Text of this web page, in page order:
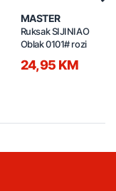
MASTER
Ruksak SIJINIAO
Oblak 0101# rozi
24,95 KM